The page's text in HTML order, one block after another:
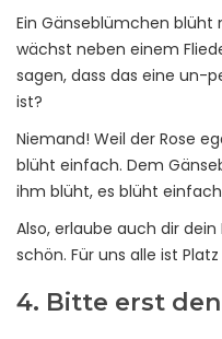
Ein Gänseblümchen blüht
wächst neben einem
sagen, dass das eine un-
ist?
Niemand! Weil der Rose
blüht einfach. Dem
ihm blüht, es blüht
Also, erlaube auch dir
schön. Für uns alle ist
4. Bitte erst